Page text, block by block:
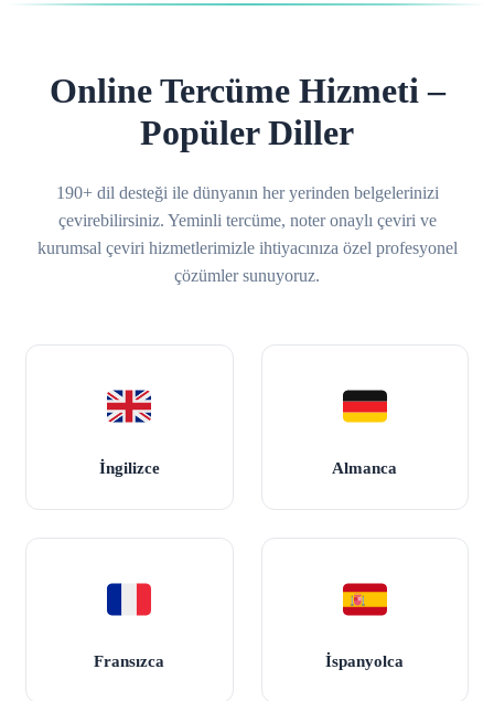
Online Tercüme Hizmeti –
Popüler Diller
190+ dil desteği ile dünyanın her yerinden belgelerinizi
çevirebilirsiniz. Yeminli tercüme, noter onaylı çeviri ve
kurumsal çeviri hizmetlerimizle ihtiyacınıza özel profesyonel
çözümler sunuyoruz.
İngilizce Almanca
Fransızca İspanyolca